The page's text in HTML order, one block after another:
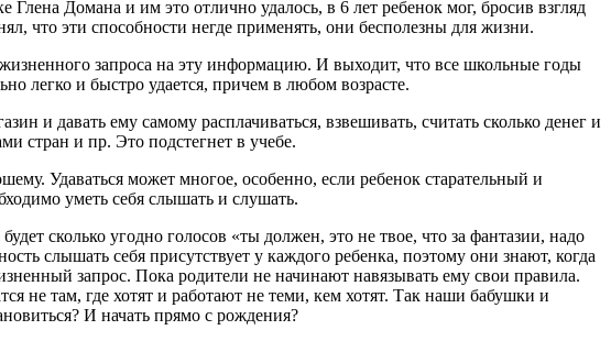
Домана и им это отлично удалось, в 6 лет ребенок мог, бросив взгляд
что эти способности негде применять, они бесполезны для жизни.
запроса на эту информацию. И выходит, что все школьные годы
легко и быстро удается, причем в любом возрасте.
и давать ему самому расплачиваться, взвешивать, считать сколько денег и
стран и пр. Это подстегнет в учебе.
Удаваться может многое, особенно, если ребенок старательный и
уметь себя слышать и слушать.
сколько угодно голосов «ты должен, это не твое, что за фантазии, надо
слышать себя присутствует у каждого ребенка, поэтому они знают, когда
запрос. Пока родители не начинают навязывать ему свои правила.
не там, где хотят и работают не теми, кем хотят. Так наши бабушки и
И начать прямо с рождения?